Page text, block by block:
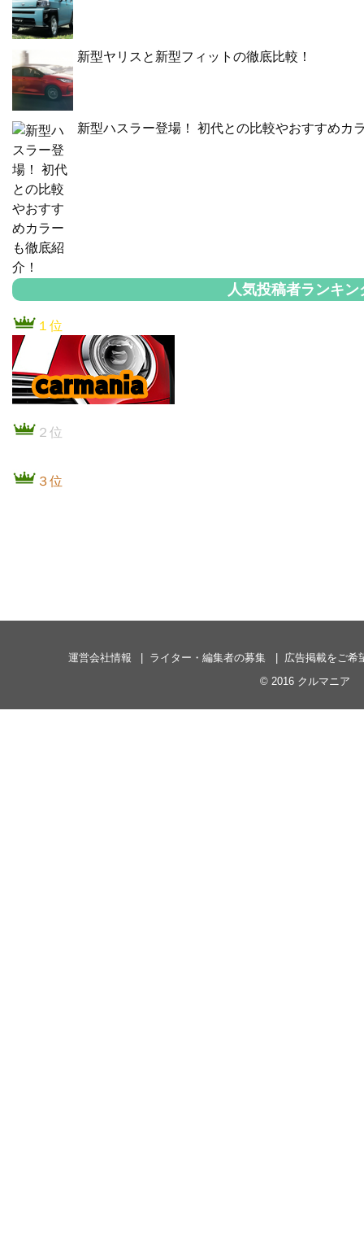
新型ヤリスと新型フィットの徹底比較！
新型ハスラー登場！ 初代との比較やおすすめカ
人気投稿者ランキン
１位
２位
３位
運営会社情報 ライター・編集者の募集
広告掲載をご希
© 2016 クルマニア